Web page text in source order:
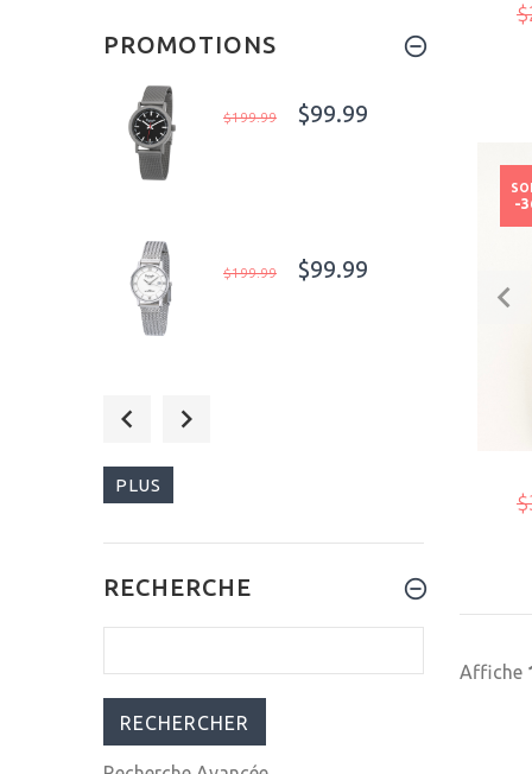
-
Affiche
PROMOTIONS
$199.99 $99.99
$199.99 $99.99
$199.99
PLUS
RECHERCHE